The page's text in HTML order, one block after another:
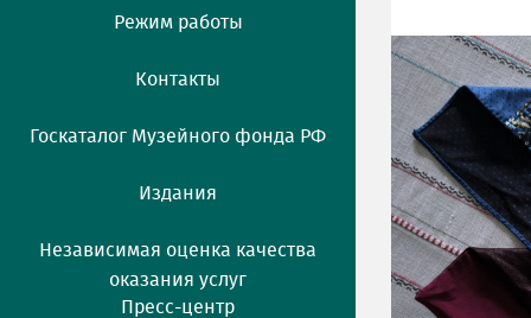
Режим работы
Контакты
Госкаталог Музейного фонда РФ
Издания
Независимая оценка качества
оказания услуг
Пресс-центр